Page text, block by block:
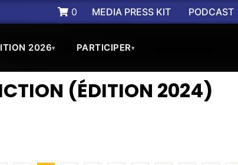
0 MEDIA PRESS KIT PODCAST
2026▾ PARTICIPER▾
(ÉDITION 2024)